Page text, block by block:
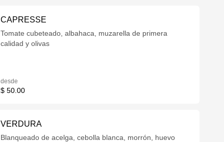
CAPRESSE
Tomate cubeteado, albahaca, muzarella de primera
calidad y olivas
desde
$ 50.00
VERDURA
Blanqueado de acelga, cebolla blanca, morrón, huevo